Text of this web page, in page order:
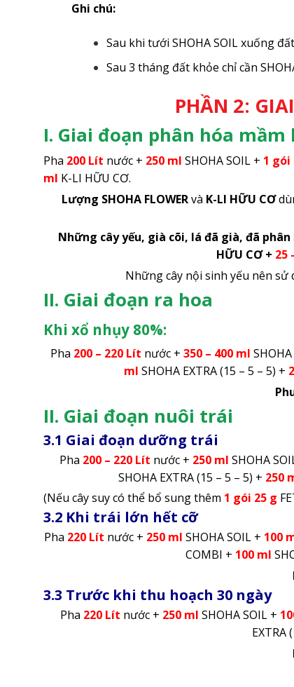
Ghi chú:
Sau khi tưới SHOHA SOIL xuống
Sau 3 tháng đất khỏe chỉ cần
PHẦN 2:
I. Giai đoạn phân hóa mầm
Pha 200 Lít nước + 250 ml SHOHA SOIL + 1 gói
ml K-LI HỮU CƠ.
Lượng SHOHA FLOWERvà K-LI HỮU CƠ
Những cây yếu, già cõi, lá đã già, đã
HỮU CƠ + 25
Những cây nội sinh yếu nên sử
II. Giai đoạn ra hoa
Khi xổ nhụy 80%:
Pha 200 – 220 Lít nước + 350 – 400 ml
ml SHOHA EXTRA (15 – 5 – 5) +
II. Giai đoạn nuôi trái
3.1 Giai đoạn dưỡng trái
Pha 200 – 220 Lít nước + 250 ml SHOHA
SHOHA EXTRA (15 – 5 – 5) + 250
(Nếu cây suy có thể bổ sung thêm 1 gói 25 g
3.2 Khi trái lớn hết cỡ
Pha 220 Lít nước + 250 ml SHOHA SOIL + 100
COMBI + 100 ml
3.3 Trước khi thu hoạch 30 ngày
Pha 220 Lít nước + 250 ml SHOHA SOIL +
EXTRA